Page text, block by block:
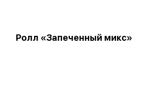
Ролл «Запеченный микс»